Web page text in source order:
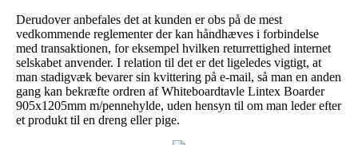
Derudover anbefales det at kunden er obs på de mest
vedkommende reglementer der kan håndhæves i forbindelse
med transaktionen, for eksempel hvilken returrettighed internet
selskabet anvender. I relation til det er det ligeledes vigtigt, at
man stadigvæk bevarer sin kvittering på e-mail, så man en anden
gang kan bekræfte ordren af Whiteboardtavle Lintex Boarder
905x1205mm m/pennehylde, uden hensyn til om man leder efter
et produkt til en dreng eller pige.